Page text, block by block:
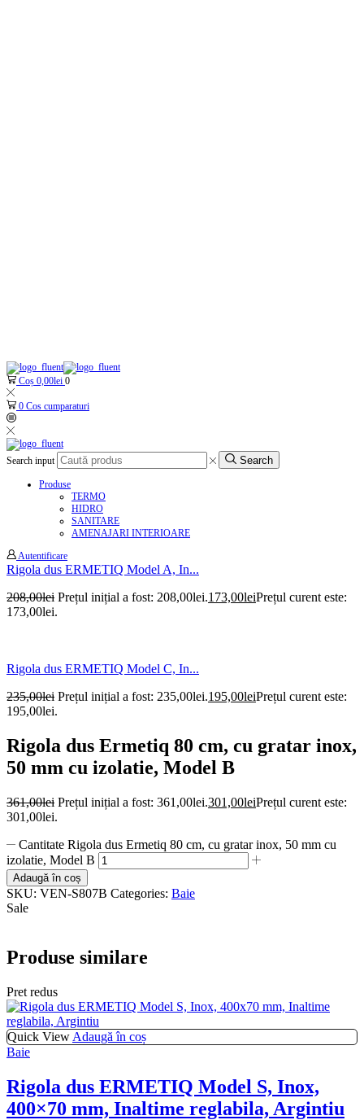
Coș 0,00lei 0
0 Cos cumparaturi
Search input Search
Produse
TERMO
HIDRO
SANITARE
AMENAJARI INTERIOARE
Autentificare
Rigola dus ERMETIQ Model A, In...
208,00lei Prețul inițial a fost: 208,00lei.173,00leiPrețul curent este:
173,00lei.
Rigola dus ERMETIQ Model C, In...
235,00lei Prețul inițial a fost: 235,00lei.195,00leiPrețul curent este:
195,00lei.
Rigola dus Ermetiq 80 cm, cu gratar inox,
50 mm cu izolatie, Model B
361,00lei Prețul inițial a fost: 361,00lei.301,00leiPrețul curent este:
301,00lei.
Cantitate Rigola dus Ermetiq 80 cm, cu gratar inox, 50 mm cu
izolatie, Model B
Adaugă în coș
SKU: VEN-S807B Categories: Baie
Sale
Produse similare
Pret redus
Quick View Adaugă în coș
Baie
Rigola dus ERMETIQ Model S, Inox,
400×70 mm, Inaltime reglabila, Argintiu